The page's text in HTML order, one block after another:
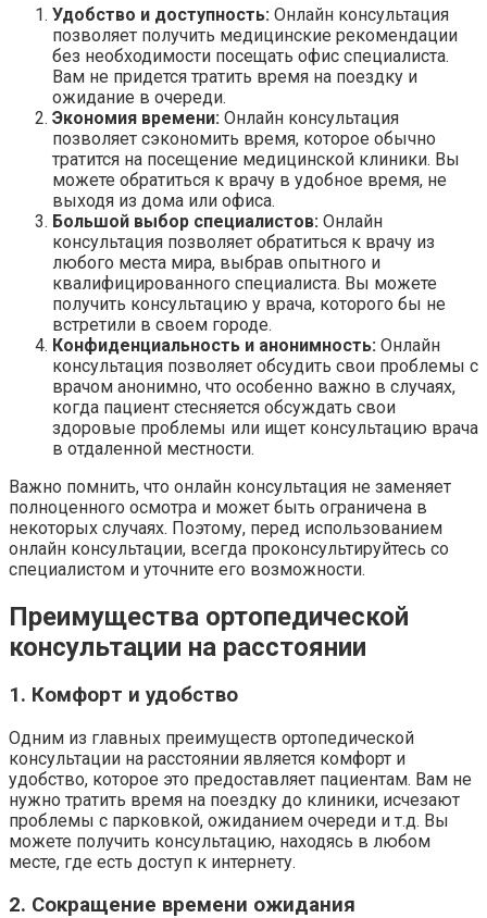
Удобство и доступность: Онлайн консультация
позволяет получить медицинские рекомендации
без необходимости посещать офис специалиста.
Вам не придется тратить время на поездку и
ожидание в очереди.
Экономия времени: Онлайн консультация
позволяет сэкономить время, которое обычно
тратится на посещение медицинской клиники. Вы
можете обратиться к врачу в удобное время, не
выходя из дома или офиса.
Большой выбор специалистов: Онлайн
консультация позволяет обратиться к врачу из
любого места мира, выбрав опытного и
квалифицированного специалиста. Вы можете
получить консультацию у врача, которого бы не
встретили в своем городе.
Конфиденциальность и анонимность: Онлайн
консультация позволяет обсудить свои проблемы с
врачом анонимно, что особенно важно в случаях,
когда пациент стесняется обсуждать свои
здоровые проблемы или ищет консультацию врача
в отдаленной местности.
Важно помнить, что онлайн консультация не заменяет
полноценного осмотра и может быть ограничена в
некоторых случаях. Поэтому, перед использованием
онлайн консультации, всегда проконсультируйтесь со
специалистом и уточните его возможности.
Преимущества ортопедической
консультации на расстоянии
1. Комфорт и удобство
Одним из главных преимуществ ортопедической
консультации на расстоянии является комфорт и
удобство, которое это предоставляет пациентам. Вам не
нужно тратить время на поездку до клиники, исчезают
проблемы с парковкой, ожиданием очереди и т.д. Вы
можете получить консультацию, находясь в любом
месте, где есть доступ к интернету.
2. Сокращение времени ожидания